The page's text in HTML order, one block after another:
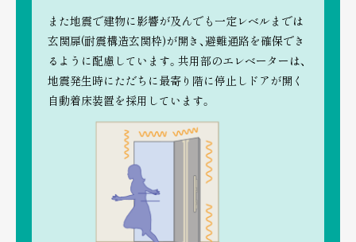
また地震で建物に影響が及んでも一定レベルまでは
玄関扉(耐震構造玄関枠)が開き、避難通路を確保でき
るように配慮しています。共用部のエレベーターは、
地震発生時にただちに最寄り階に停止しドアが開く
自動着床装置を採用しています。